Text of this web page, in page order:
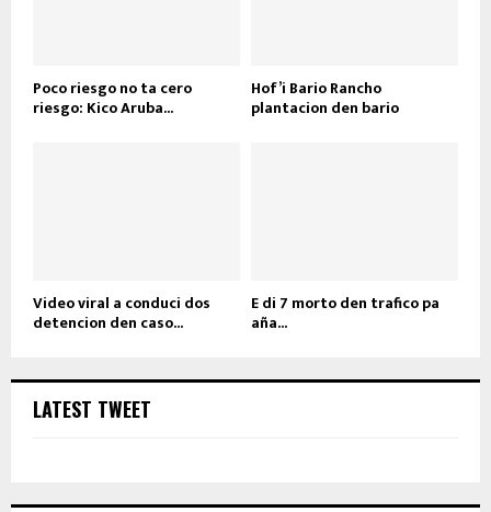
Poco riesgo no ta cero
riesgo: Kico Aruba...
Hof’i Bario Rancho
plantacion den bario
Video viral a conduci dos
detencion den caso...
E di 7 morto den trafico pa
aña...
LATEST TWEET